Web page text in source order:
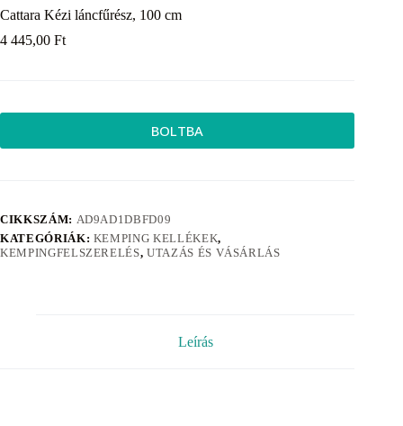
Cattara Kézi láncfűrész, 100 cm
4 445,00 Ft
BOLTBA
CIKKSZÁM: AD9AD1DBFD09
KATEGÓRIÁK: KEMPING KELLÉKEK,
KEMPINGFELSZERELÉS,UTAZÁS ÉS VÁSÁRLÁS
Leírás